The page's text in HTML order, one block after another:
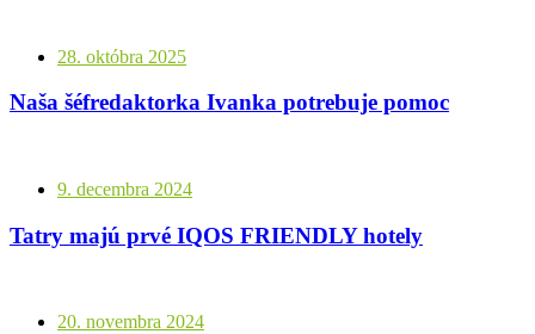
28. októbra 2025
Naša šéfredaktorka Ivanka potrebuje pomoc
9. decembra 2024
Tatry majú prvé IQOS FRIENDLY hotely
20. novembra 2024